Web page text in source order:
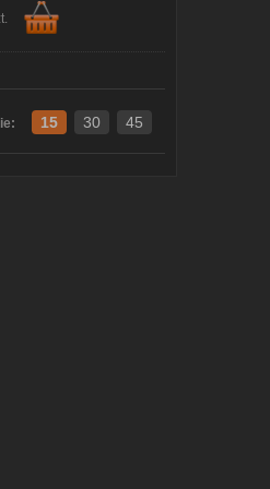
Do
15 30 45